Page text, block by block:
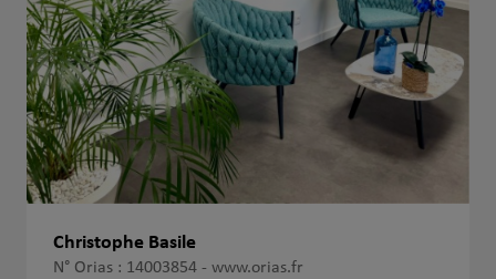
Christophe Basile
N° Orias : 14003854 - www.orias.fr